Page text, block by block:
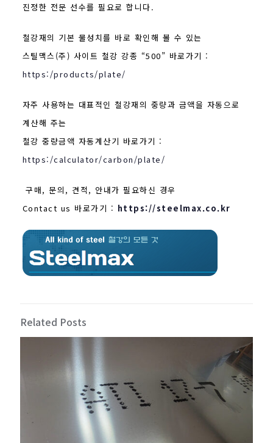
진정한 전문 선수를 필요로 합니다.
철강재의 기본 물성치를 바로 확인해 볼 수 있는
스틸맥스(주) 사이트 철강 강종 “500” 바로가기 :
https:/products/plate/
자주 사용하는 대표적인 철강재의 중량과 금액을 자동으로
계산해 주는
철강 중량금액 자동계산기 바로가기 :
https:/calculator/carbon/plate/
구매, 문의, 견적, 안내가 필요하신 경우
Contact us 바로가기 : https://steelmax.co.kr
Related Posts